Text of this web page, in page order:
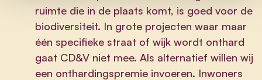
ruimte die in de plaats komt, is goed voor de
biodiversiteit. In grote projecten waar maar
één specifieke straat of wijk wordt onthard
gaat CD&V niet mee. Als alternatief willen wij
een onthardingspremie invoeren. Inwoners